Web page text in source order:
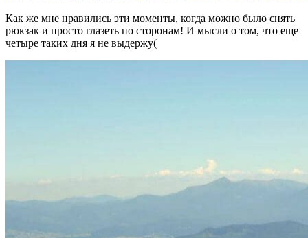
Как же мне нравились эти моменты, когда можно было снять
рюкзак и просто глазеть по сторонам! И мысли о том, что еще
четыре таких дня я не выдержу(